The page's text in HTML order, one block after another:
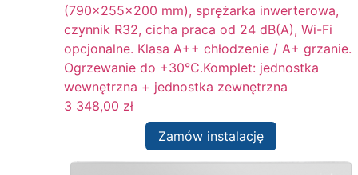
(790x255x200 mm), sprężarka inwerterowa,
czynnik R32, cicha praca od 24 dB(A), Wi-Fi
opcjonalne. Klasa A++ chłodzenie / A+ grzanie.
Ogrzewanie do +30°C.Komplet: jednostka
wewnętrzna + jednostka zewnętrzna
3 348,00 zł
Zamów instalację